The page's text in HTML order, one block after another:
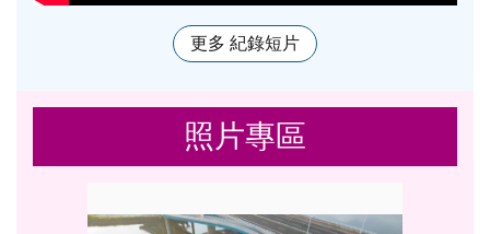
更多 紀錄短片
照片專區